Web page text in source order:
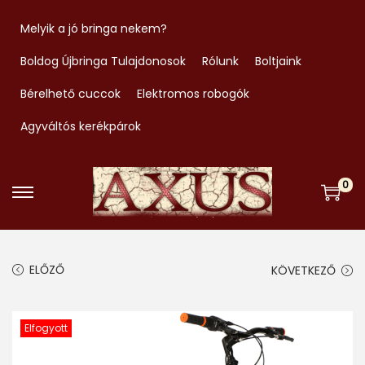
Melyik a jó bringa nekem?
Boldog Újbringa Tulajdonosok
Rólunk
Boltjaink
Bérelhető cuccok
Elektromos robogók
Agyváltós kerékpárok
S
o
S
o
0
ELŐZŐ KÖVETKEZŐ
Elfogyott